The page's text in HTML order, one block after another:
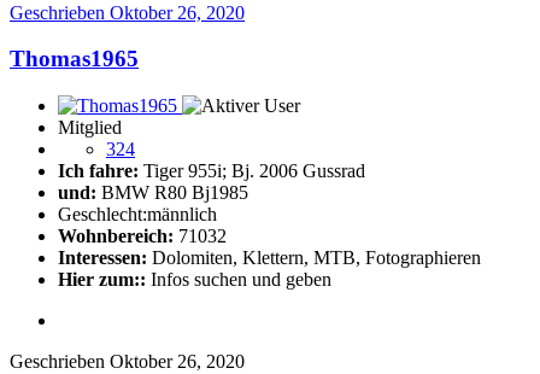
Geschrieben Oktober 26, 2020
Thomas1965
Mitglied
324
Ich fahre: Tiger 955i; Bj. 2006 Gussrad
und: BMW R80 Bj1985
Geschlecht:männlich
Wohnbereich: 71032
Interessen: Dolomiten, Klettern, MTB, Fotographieren
Hier zum:: Infos suchen und geben
Geschrieben Oktober 26, 2020